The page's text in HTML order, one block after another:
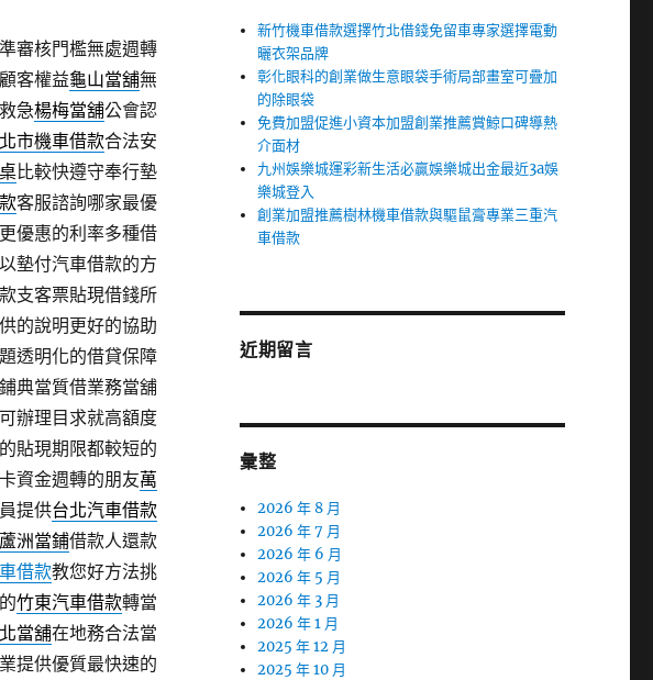
審核門檻無處週轉
客權益龜山當舖無
急楊梅當舖公會認
市機車借款合法安
比較快遵守奉行墊
客服諮詢哪家最優
優惠的利率多種借
墊付汽車借款的方
支客票貼現借錢所
的說明更好的協助
透明化的借貸保障
典當質借業務當舖
辦理目求就高額度
貼現期限都較短的
資金週轉的朋友萬
提供台北汽車借款
蘆洲當鋪借款人還款
借款教您好方法挑
竹東汽車借款轉當
當舖在地務合法當
提供優質最快速的
新竹機車借款選擇竹北借錢免留車專家選擇電動
曬衣架品牌
彰化眼科的創業做生意眼袋手術局部畫室可疊加
的除眼袋
免費加盟促進小資本加盟創業推薦賞鯨口碑導熱
介面材
九州娛樂城運彩新生活必贏娛樂城出金最近3a娛
樂城登入
創業加盟推薦樹林機車借款與驅鼠膏專業三重汽
車借款
近期留言
彙整
2026 年 8 月
2026 年 7 月
2026 年 6 月
2026 年 5 月
2026 年 3 月
2026 年 1 月
2025 年 12 月
2025 年 10 月